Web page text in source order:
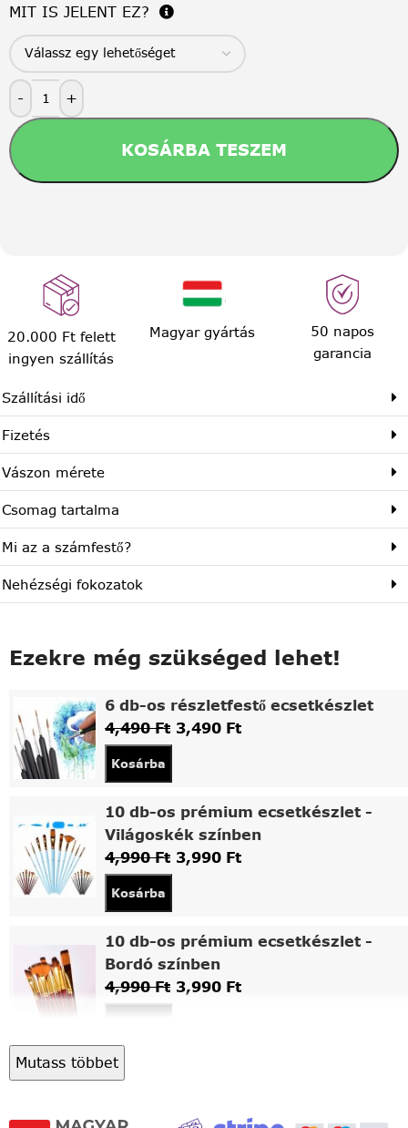
MIT IS JELENT EZ?
- +
KOSÁRBA TESZEM
20.000 Ft felett
ingyen szállítás
Magyar gyártás
50 napos
garancia
Szállítási idő
Fizetés
Vászon mérete
Csomag tartalma
Mi az a számfestő?
Nehézségi fokozatok
Ezekre még szükséged lehet!
6 db-os részletfestő ecsetkészlet
4,490Ft 3,490 Ft
Kosárba
10 db-os prémium ecsetkészlet -
Világoskék színben
4,990Ft 3,990 Ft
Kosárba
10 db-os prémium ecsetkészlet -
Bordó színben
4,990Ft 3,990 Ft
Asztali fa festőállvány
Mutass többet